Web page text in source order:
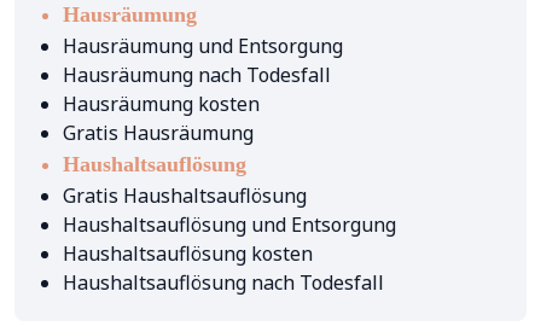
Hausräumung
Hausräumung und Entsorgung
Hausräumung nach Todesfall
Hausräumung kosten
Gratis Hausräumung
Haushaltsauflösung
Gratis Haushaltsauflösung
Haushaltsauflösung und Entsorgung
Haushaltsauflösung kosten
Haushaltsauflösung nach Todesfall